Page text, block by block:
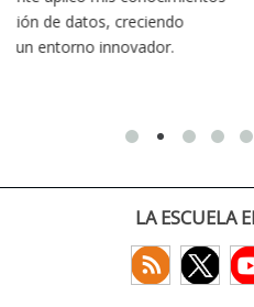
convencido de que elegir
decisiones
LA ESCUELA